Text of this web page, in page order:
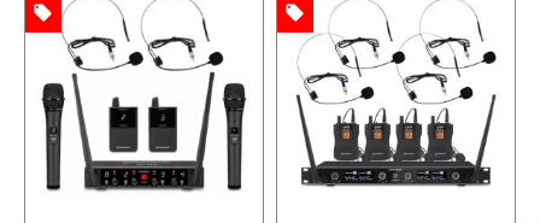
local_offer OFFERTA local_offer OFFERTA